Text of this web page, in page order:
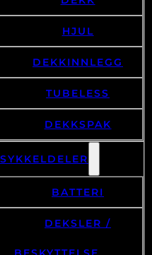
HJUL
DEKKINNLEGG
TUBELESS
DEKKSPAK
BATTERI
DEKSLER /